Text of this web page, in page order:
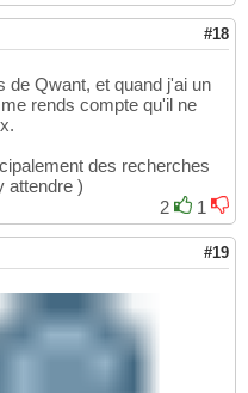
#18
de Qwant, et quand j'ai un
rends compte qu'il ne
des recherches
attendre )
2
1
#19